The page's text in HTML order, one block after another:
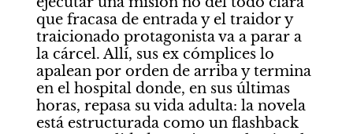
que fracasa de entrada y el traidor y
traicionado protagonista va a parar a
la cárcel. Allí, sus ex cómplices lo
apalean por orden de arriba y termina
en el hospital donde, en sus últimas
horas, repasa su vida adulta: la novela
está estructurada como un flashback